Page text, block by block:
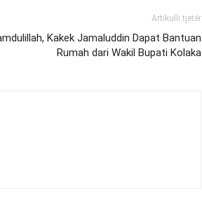
Artikulli tjetër
Kakek Jamaluddin Dapat Bantuan
Rumah dari Wakil Bupati Kolaka